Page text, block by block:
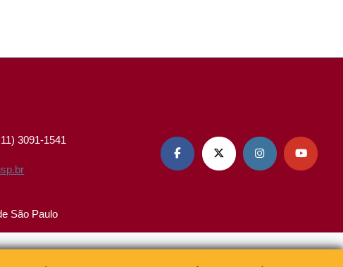
3091-1541
   
São Paulo